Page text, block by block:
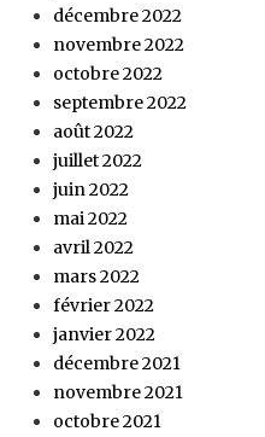
décembre 2022
novembre 2022
octobre 2022
septembre 2022
août 2022
juillet 2022
juin 2022
mai 2022
avril 2022
mars 2022
février 2022
janvier 2022
décembre 2021
novembre 2021
octobre 2021